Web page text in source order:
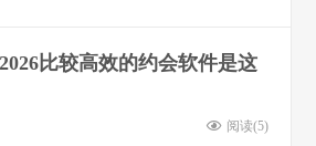
比较高效的约会软件是这
阅读(5)